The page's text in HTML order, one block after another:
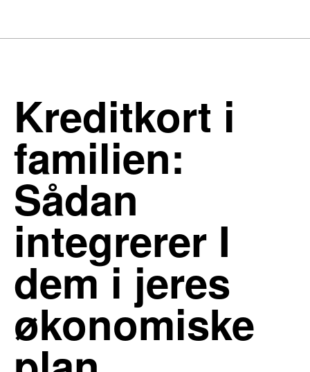
Kreditkort i
familien:
Sådan
integrerer I
dem i jeres
økonomiske